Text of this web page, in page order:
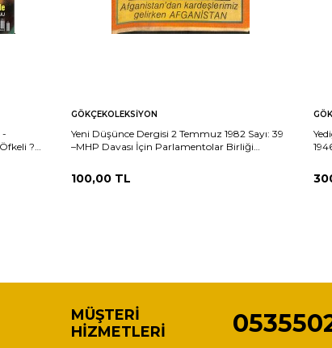
-
?
GÖKÇEKOLEKSIYON
Yeni Düşünce Dergisi 2 Temmuz 1982 Sayı: 39
–MHP Davası İçin Parlamentolar Birliği
ÜYD Davası Başladı NDR101913
100,00 TL
MÜŞTERI
HIZMETLERI